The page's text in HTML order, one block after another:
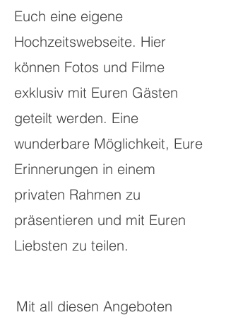
Euch eine eigene
Hochzeitswebseite. Hier
können Fotos und Filme
exklusiv mit Euren Gästen
geteilt werden. Eine
wunderbare Möglichkeit, Eure
Erinnerungen in einem
privaten Rahmen zu
präsentieren und mit Euren
Liebsten zu teilen.
Mit all diesen Angeboten